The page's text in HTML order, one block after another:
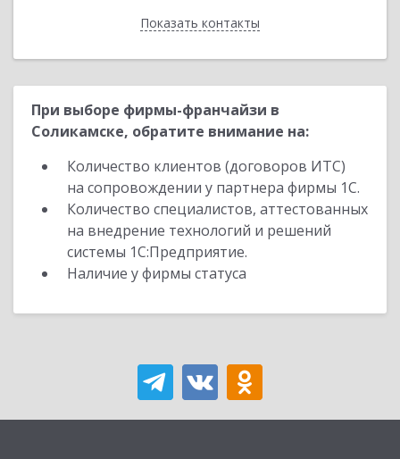
Показать контакты
Назад
При выборе фирмы-франчайзи в
Соликамске, обратите внимание на:
Количество клиентов (договоров ИТС)
на сопровождении у партнера фирмы 1С.
Количество специалистов, аттестованных
на внедрение технологий и решений
системы 1С:Предприятие.
Наличие у фирмы статуса